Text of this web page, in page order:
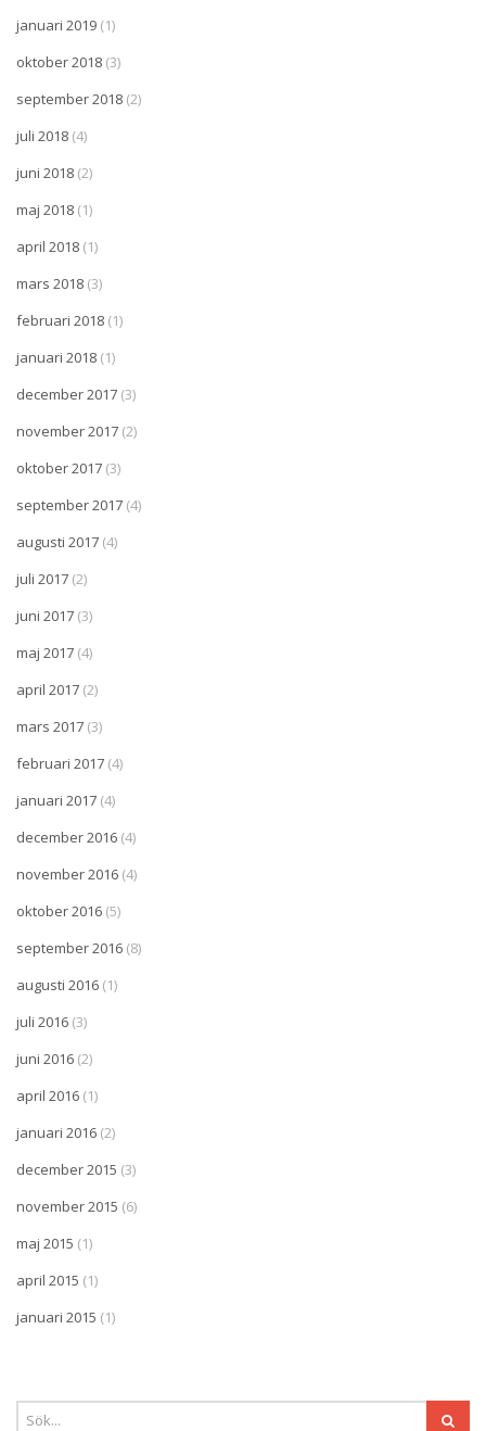
januari 2019 (1)
oktober 2018 (3)
september 2018 (2)
juli 2018 (4)
juni 2018 (2)
maj 2018 (1)
april 2018 (1)
mars 2018 (3)
februari 2018 (1)
januari 2018 (1)
december 2017 (3)
november 2017 (2)
oktober 2017 (3)
september 2017 (4)
augusti 2017 (4)
juli 2017 (2)
juni 2017 (3)
maj 2017 (4)
april 2017 (2)
mars 2017 (3)
februari 2017 (4)
januari 2017 (4)
december 2016 (4)
november 2016 (4)
oktober 2016 (5)
september 2016 (8)
augusti 2016 (1)
juli 2016 (3)
juni 2016 (2)
april 2016 (1)
januari 2016 (2)
december 2015 (3)
november 2015 (6)
maj 2015 (1)
april 2015 (1)
januari 2015 (1)